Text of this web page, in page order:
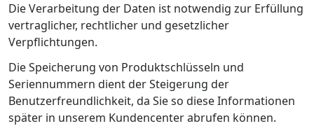
Die Verarbeitung der Daten ist notwendig zur Erfüllung
vertraglicher, rechtlicher und gesetzlicher
Verpflichtungen.
Die Speicherung von Produktschlüsseln und
Seriennummern dient der Steigerung der
Benutzerfreundlichkeit, da Sie so diese Informationen
später in unserem Kundencenter abrufen können.